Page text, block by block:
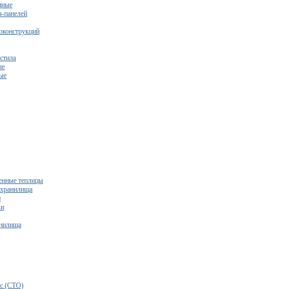
панелей
теплицы
(СТО)
расчет сметы исходя из вашего бюджета!